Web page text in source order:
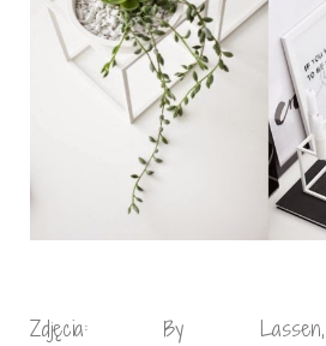
Zdjęcia: By Lassen,